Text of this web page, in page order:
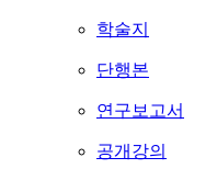
학술지
단행본
연구보고서
공개강의